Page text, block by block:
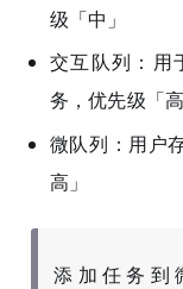
级「中」
交互队列：用
务，优先级「高
微队列：用户
高」
添加任务到